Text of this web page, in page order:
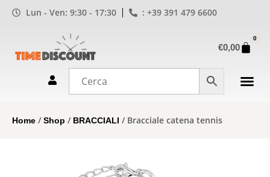
Lun - Ven: 9:30 - 17:30 : +39 391 479 6600
€0,00
0
Home /Shop / BRACCIALI / Bracciale catena tennis